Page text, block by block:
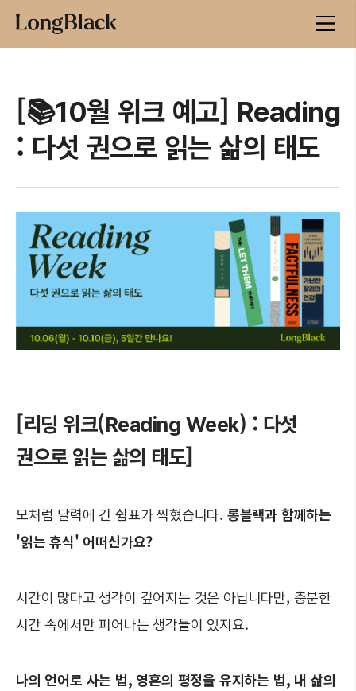
[📚10월 위크 예고] Reading
: 다섯 권으로 읽는 삶의 태도
[리딩 위크(Reading Week) : 다섯
권으로 읽는 삶의 태도]
모처럼 달력에 긴 쉼표가 찍혔습니다. 롱블랙과 함께하는
'읽는 휴식' 어떠신가요?
시간이 많다고 생각이 깊어지는 것은 아닙니다만, 충분한
시간 속에서만 피어나는 생각들이 있지요.
나의 언어로 사는 법, 영혼의 평정을 유지하는 법, 내 삶의